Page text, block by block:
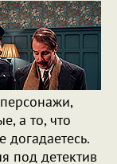
а то, что
под детектив